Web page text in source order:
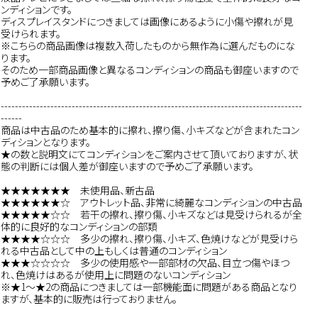
ンディションです。
ディスプレイスタンドにつきましては画像にあるように小傷や擦れが見
受けられます。
※こちらの商品画像は複数入荷したものから無作為に選んだものにな
ります。
そのため一部商品画像と異なるコンディションの商品も御座いますので
予めご了承願います。
-------------------------------------------------------------------------------------
------
商品は中古品のため基本的に擦れ、擦り傷、小キズなどが含まれたコン
ディションとなります。
★の数と説明文にてコンディションをご案内させて頂いておりますが、状
態の判断には個人差が御座いますので予めご了承願います。
★★★★★★★ 未使用品、新古品
★★★★★★☆ アウトレット品、非常に綺麗なコンディションの中古品
★★★★★☆☆ 若干の擦れ、擦り傷、小キズなどは見受けられるが全
体的に良好的なコンディションの部類
★★★★☆☆☆ 多少の擦れ、擦り傷、小キズ、色焼けなどが見受けら
れる中古品として中の上もしくは普通のコンディション
★★★☆☆☆☆ 多少の使用感や一部部材の欠品、目立つ傷やほつ
れ、色焼けはあるが使用上に問題のないコンディション
※★1～★2の商品につきましては一部機能面に問題がある商品となり
ますが、基本的に販売は行っておりません。